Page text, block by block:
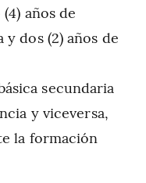
años de
dos (2) años de
secundaria
y viceversa,
la formación